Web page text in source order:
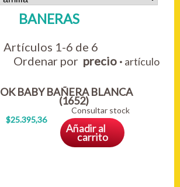
BANERAS
Artículos 1-6 de 6
Ordenar por precio · artículo
OK BABY BAÑERA BLANCA
(1652)
$25.395,36
Consultar stock
Añadir al
carrito